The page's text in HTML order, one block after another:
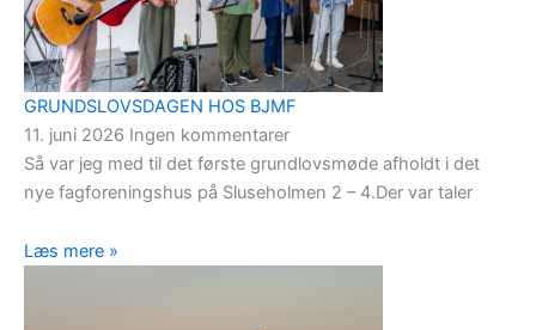
GRUNDSLOVSDAGEN HOS BJMF
11. juni 2026 Ingen kommentarer
Så var jeg med til det første grundlovsmøde afholdt i det
nye fagforeningshus på Sluseholmen 2 – 4.Der var taler
Læs mere »